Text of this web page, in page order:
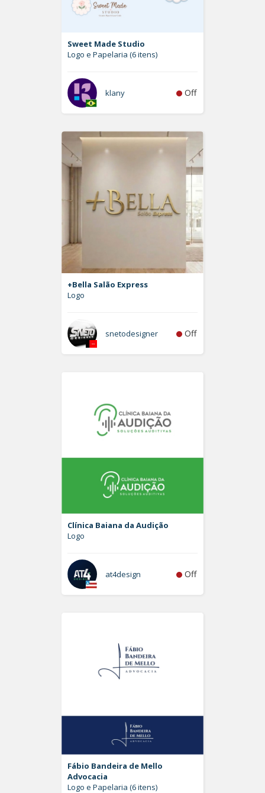
Sweet Made Studio
Logo e Papelaria (6 itens)
klany Off
+Bella Salão Express
Logo
snetodesigner Off
Clínica Baiana da Audição
Logo
at4design Off
Fábio Bandeira de Mello
Advocacia
Logo e Papelaria (6 itens)